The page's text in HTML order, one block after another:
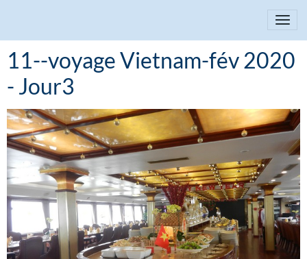
11--voyage Vietnam-fév 2020
- Jour3